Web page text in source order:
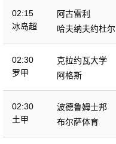
02:15
冰岛超
阿古雷利
哈夫纳夫约杜尔
02:30
罗甲
克拉约瓦大学
阿格斯
02:30
土甲
波德鲁姆士邦
布尔萨体育